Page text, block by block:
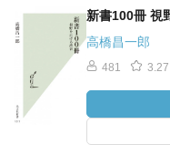
新書100冊 視
高橋昌一郎
481 3.27